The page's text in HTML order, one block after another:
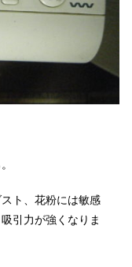
ト、花粉には敏感
引力が強くなりま